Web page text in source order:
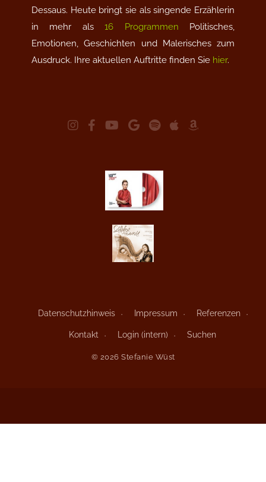
Dessaus. Heute bringt sie als singende Erzählerin
in mehr als16 Programmen Politisches,
Emotionen, Geschichten und Malerisches zum
Ausdruck. Ihre aktuellen Auftritte finden Sie hier.
Datenschutzhinweis Impressum Referenzen
Kontakt Login (intern) Suchen
© 2026 Stefanie Wüst